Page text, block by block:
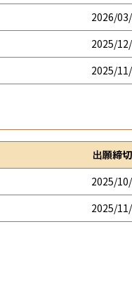
2026/
2025/
2025/
出願締
2025/
2025/